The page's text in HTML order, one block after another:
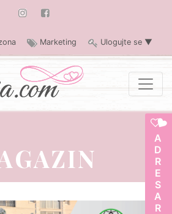
Marketing Ulogujte se ▼
ADRESAR